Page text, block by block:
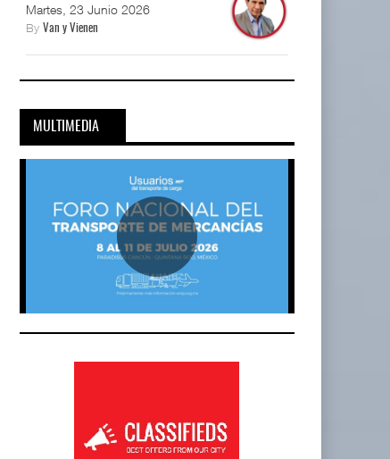
BY IT-NETWORK
Onest SmartLogistics Impulsa Tecnología…
BY IT-NETWORK
Martes, 23 Junio 2026
By Van y Vienen
MULTIMEDIA